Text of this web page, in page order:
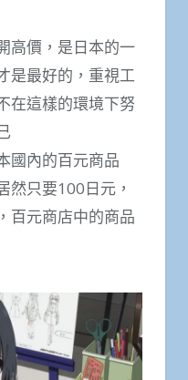
高價，是日本的一
是最好的，重視工
在這樣的環境下努
國內的百元商品
然只要100日元，
百元商店中的商品